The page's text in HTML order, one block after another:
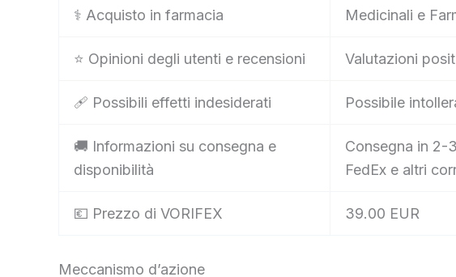
⚕️ Acquisto in farmacia Medicinali e
⭐ Opinioni degli utenti e recensioni Valutazioni
🩹 Possibili effetti indesiderati Possibile
🚚 Informazioni su consegna e
disponibilità
Consegna in 2-
FedEx e altri
💶 Prezzo di VORIFEX 39.00 EUR
Meccanismo d’azione